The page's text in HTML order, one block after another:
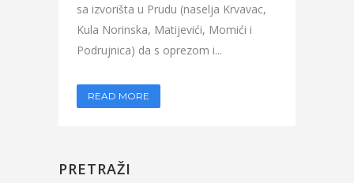
sa izvorišta u Prudu (naselja Krvavac,
Kula Norinska, Matijevići, Momići i
Podrujnica) da s oprezom i...
READ MORE
PRETRAŽI